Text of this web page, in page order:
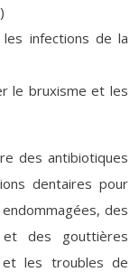
infections de la
le bruxisme et les
des antibiotiques
dentaires pour
des
des gouttières
et les troubles de